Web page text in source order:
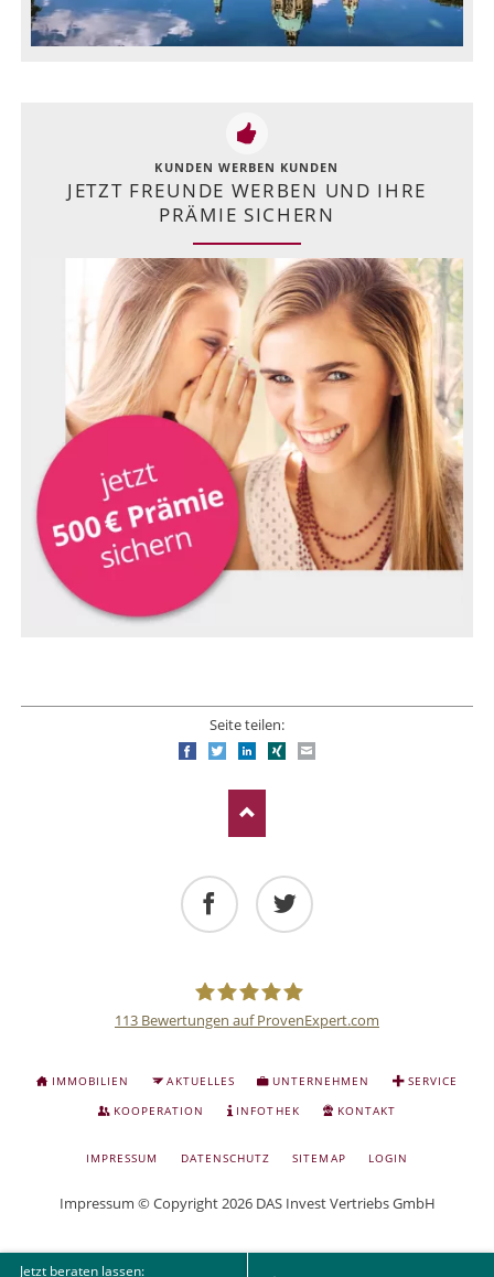
Jetzt beraten lassen:
KUNDEN WERBEN KUNDEN
JETZT FREUNDE WERBEN UND IHRE
PRÄMIE SICHERN
Seite teilen:
FacebookTwitterLinkedIn
Xing
Anlage
und
113 Bewertungen auf ProvenExpert.com
NAVIGATION
IMMOBILIEN AKTUELLES UNTERNEHMEN
SERVICE
KOOPERATION
INFOTHEK KONTAKT
NAVIGATION
IMPRESSUM DATENSCHUTZ SITEMAP LOGIN
Impressum © Copyright 2026 DAS Invest Vertriebs GmbH